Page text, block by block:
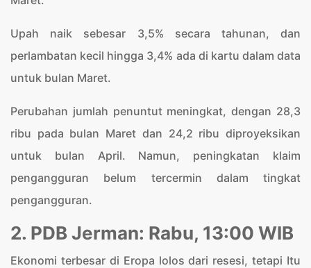
Upah naik sebesar 3,5% secara tahunan, dan
perlambatan kecil hingga 3,4% ada di kartu dalam data
untuk bulan Maret.
Perubahan jumlah penuntut meningkat, dengan 28,3
ribu pada bulan Maret dan 24,2 ribu diproyeksikan
untuk bulan April. Namun, peningkatan klaim
pengangguran belum tercermin dalam tingkat
pengangguran.
2. PDB Jerman: Rabu, 13:00 WIB
Ekonomi terbesar di Eropa lolos dari resesi, tetapi Itu